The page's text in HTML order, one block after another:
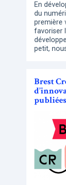
En
du
première
favoriser
petit,
Brest
publiées